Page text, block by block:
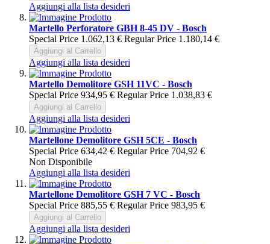
Aggiungi alla lista desideri
Martello Perforatore GBH 8-45 DV - Bosch
Special Price 1.062,13 € Regular Price 1.180,14 €
Aggiungi al Carrello
Aggiungi alla lista desideri
Martello Demolitore GSH 11VC - Bosch
Special Price 934,95 € Regular Price 1.038,83 €
Aggiungi al Carrello
Aggiungi alla lista desideri
Martellone Demolitore GSH 5CE - Bosch
Special Price 634,42 € Regular Price 704,92 €
Non Disponibile
Aggiungi alla lista desideri
Martellone Demolitore GSH 7 VC - Bosch
Special Price 885,55 € Regular Price 983,95 €
Aggiungi al Carrello
Aggiungi alla lista desideri